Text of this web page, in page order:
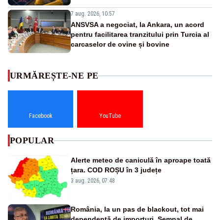
7 aug. 2026, 10:57
ANSVSA a negociat, la Ankara, un acord
pentru facilitarea tranzitului prin Turcia al
carcaselor de ovine și bovine
URMĂREȘTE-NE PE
Facebook YouTube
POPULAR
Alerte meteo de caniculă în aproape toată
țara. COD ROȘU în 3 județe
3 aug. 2026, 07:48
România, la un pas de blackout, tot mai